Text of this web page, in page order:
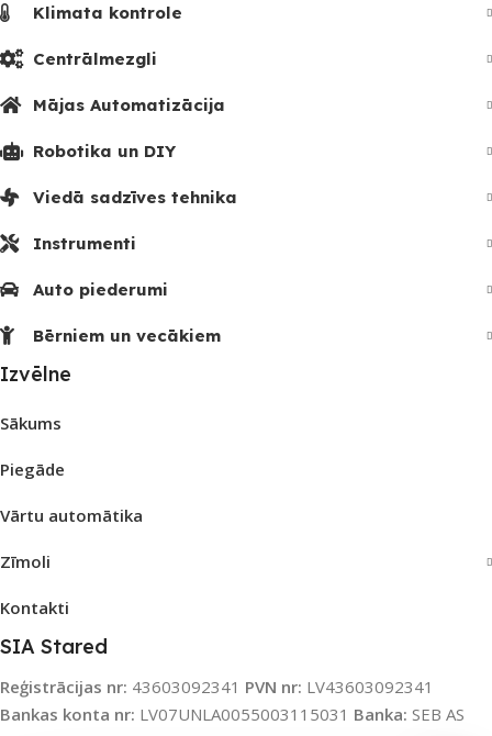
Klimata kontrole
Centrālmezgli
Mājas Automatizācija
Robotika un DIY
Viedā sadzīves tehnika
Instrumenti
Auto piederumi
Bērniem un vecākiem
Izvēlne
Sākums
Piegāde
Vārtu automātika
Zīmoli
Kontakti
SIA Stared
Reģistrācijas nr: 43603092341 PVN nr: LV43603092341
Bankas konta nr: LV07UNLA0055003115031 Banka: SEB AS